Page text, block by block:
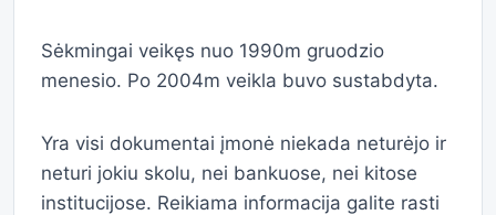
Sėkmingai veikęs nuo 1990m gruodzio
menesio. Po 2004m veikla buvo sustabdyta.
Yra visi dokumentai įmonė niekada neturėjo ir
neturi jokiu skolu, nei bankuose, nei kitose
institucijose. Reikiama informacija galite rasti